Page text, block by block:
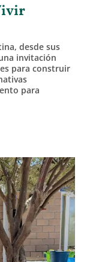
desde sus
invitación
para construir
para